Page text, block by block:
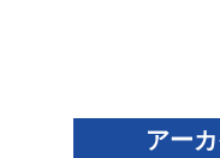
アー